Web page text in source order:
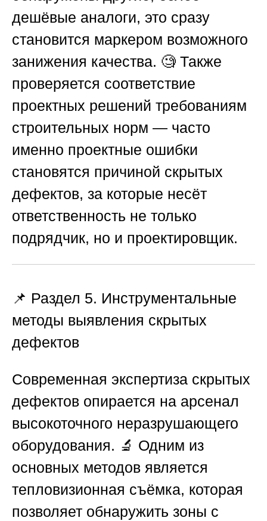
дешёвые аналоги, это сразу
становится маркером возможного
занижения качества. 🧐 Также
проверяется соответствие
проектных решений требованиям
строительных норм — часто
именно проектные ошибки
становятся причиной скрытых
дефектов, за которые несёт
ответственность не только
подрядчик, но и проектировщик.
📌 Раздел 5. Инструментальные
методы выявления скрытых
дефектов
Современная экспертиза скрытых
дефектов опирается на арсенал
высокоточного неразрушающего
оборудования. 🔬 Одним из
основных методов является
тепловизионная съёмка, которая
позволяет обнаружить зоны с